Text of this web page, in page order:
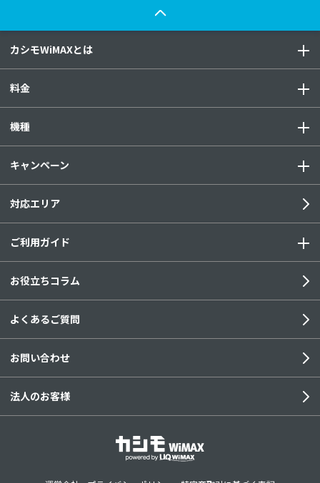
カシモWiMAXとは
料金
機種
キャンペーン
対応エリア
ご利用ガイド
お役立ちコラム
よくあるご質問
お問い合わせ
法人のお客様